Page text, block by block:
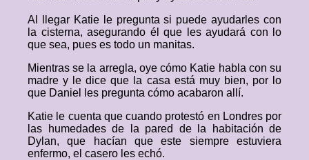
Al llegar Katie le pregunta si puede ayudarles con
la cisterna, asegurando él que les ayudará con lo
que sea, pues es todo un manitas.
Mientras se la arregla, oye cómo Katie habla con su
madre y le dice que la casa está muy bien, por lo
que Daniel les pregunta cómo acabaron allí.
Katie le cuenta que cuando protestó en Londres por
las humedades de la pared de la habitación de
Dylan, que hacían que este siempre estuviera
enfermo, el casero les echó.